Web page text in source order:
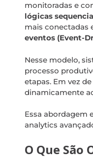
monitoradas e
lógicas
mais conectadas
eventos (Event-
Nesse modelo,
processo
etapas. Em vez
dinamicamente
Essa abordagem
analytics
O Que São